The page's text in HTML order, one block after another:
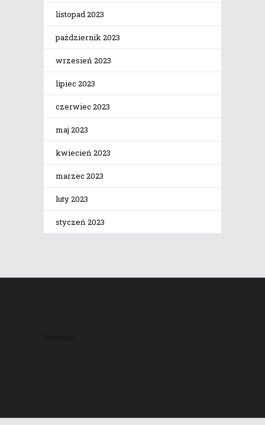
listopad 2023
październik 2023
wrzesień 2023
lipiec 2023
czerwiec 2023
maj 2023
kwiecień 2023
marzec 2023
luty 2023
styczeń 2023